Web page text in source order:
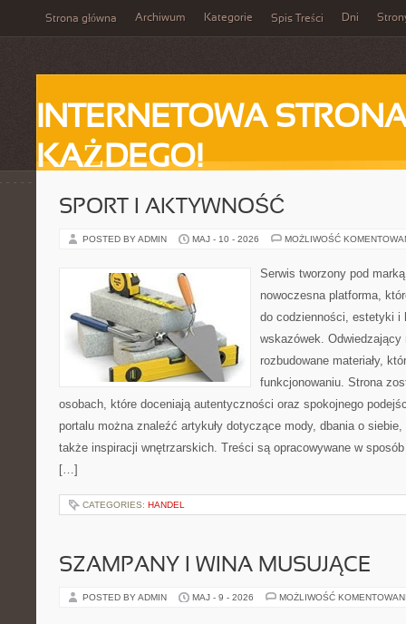
Strona główna Archiwum Kategorie Spis Treści Dni
INTERNETOWA
KAŻDEGO!
SPORT I AKTYWNOŚĆ
POSTED BY ADMIN MAJ - 10 - 2026 MOŻLIWOŚĆ
Serwis tworzony pod
nowoczesna platforma,
do codzienności, estetyki i
wskazówek.
rozbudowane materiały,
funkcjonowaniu. Strona
osobach, które doceniają autentyczności oraz spokojnego
portalu można znaleźć artykuły dotyczące mody, dbania o
także inspiracji wnętrzarskich. Treści są opracowywane w
[…]
CATEGORIES: HANDEL
SZAMPANY I WINA MUSUJĄCE
POSTED BY ADMIN MAJ - 9 - 2026 MOŻLIWOŚĆ